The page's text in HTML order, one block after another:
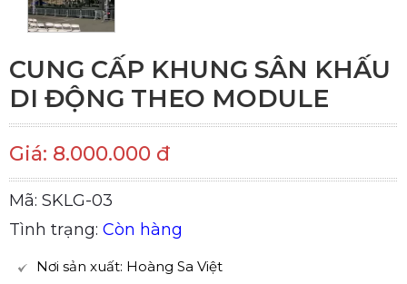
CUNG CẤP KHUNG SÂN KHẤU
DI ĐỘNG THEO MODULE
Giá: 8.000.000 đ
Mã: SKLG-03
Tình trạng: Còn hàng
Nơi sản xuất: Hoàng Sa Việt